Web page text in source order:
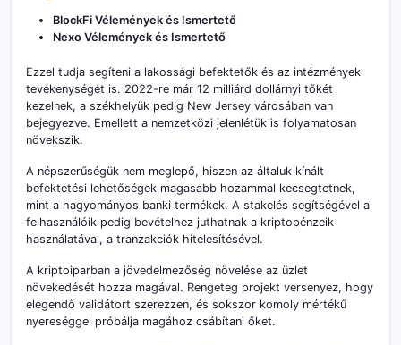
BlockFi Vélemények és Ismertető
Nexo Vélemények és Ismertető
Ezzel tudja segíteni a lakossági befektetők és az intézmények
tevékenységét is. 2022-re már 12 milliárd dollárnyi tőkét
kezelnek, a székhelyük pedig New Jersey városában van
bejegyezve. Emellett a nemzetközi jelenlétük is folyamatosan
növekszik.
A népszerűségük nem meglepő, hiszen az általuk kínált
befektetési lehetőségek magasabb hozammal kecsegtetnek,
mint a hagyományos banki termékek. A stakelés segítségével a
felhasználóik pedig bevételhez juthatnak a kriptopénzeik
használatával, a tranzakciók hitelesítésével.
A kriptoiparban a jövedelmezőség növelése az üzlet
növekedését hozza magával. Rengeteg projekt versenyez, hogy
elegendő validátort szerezzen, és sokszor komoly mértékű
nyereséggel próbálja magához csábítani őket.